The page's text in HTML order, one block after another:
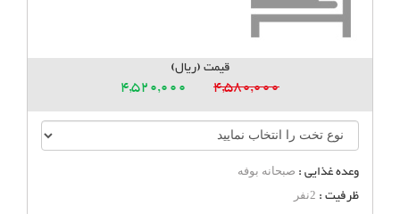
قیمت (ریال)
4,580,000
4,520,000
وعده غذایی : صبحانه بوفه
ظرفیت : 2نفر